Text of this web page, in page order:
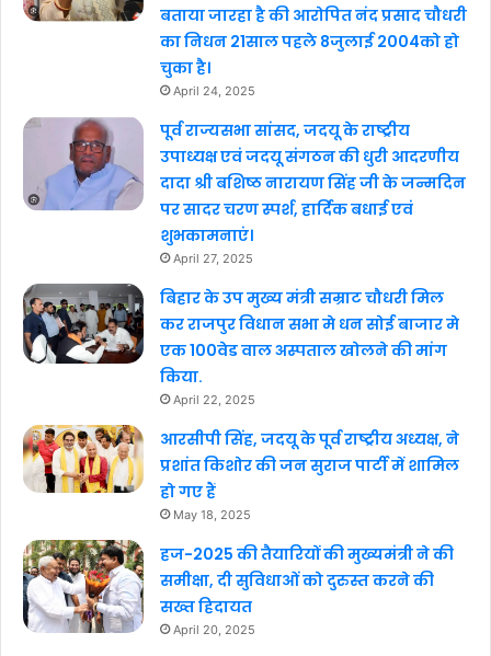
बताया जारहा है की आरोपित नंद प्रसाद चौधरी
का निधन 21साल पहले 8जुलाई 2004को हो
चुका है।
April 24, 2025
पूर्व राज्यसभा सांसद, जदयू के राष्ट्रीय
उपाध्यक्ष एवं जदयू संगठन की धुरी आदरणीय
दादा श्री बशिष्ठ नारायण सिंह जी के जन्मदिन
पर सादर चरण स्पर्श, हार्दिक बधाई एवं
शुभकामनाएं।
April 27, 2025
बिहार के उप मुख्य मंत्री सम्राट चौधरी मिल
कर राजपुर विधान सभा मे धन सोई बाजार मे
एक 100वेड वाल अस्पताल खोलने की मांग
किया.
April 22, 2025
आरसीपी सिंह, जदयू के पूर्व राष्ट्रीय अध्यक्ष, ने
प्रशांत किशोर की जन सुराज पार्टी में शामिल
हो गए हैं
May 18, 2025
हज-2025 की तैयारियों की मुख्यमंत्री ने की
समीक्षा, दी सुविधाओं को दुरुस्त करने की
सख्त हिदायत
April 20, 2025